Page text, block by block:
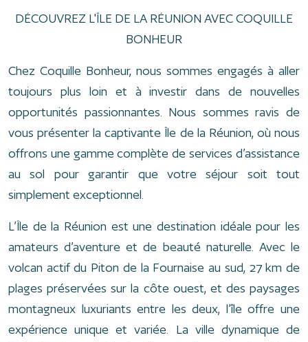
DÉCOUVREZ L'ÎLE DE LA RÉUNION AVEC COQUILLE
BONHEUR
Chez Coquille Bonheur, nous sommes engagés à aller
toujours plus loin et à investir dans de nouvelles
opportunités passionnantes. Nous sommes ravis de
vous présenter la captivante Île de la Réunion, où nous
offrons une gamme complète de services d’assistance
au sol pour garantir que votre séjour soit tout
simplement exceptionnel.
L’Île de la Réunion est une destination idéale pour les
amateurs d’aventure et de beauté naturelle. Avec le
volcan actif du Piton de la Fournaise au sud, 27 km de
plages préservées sur la côte ouest, et des paysages
montagneux luxuriants entre les deux, l’île offre une
expérience unique et variée. La ville dynamique de